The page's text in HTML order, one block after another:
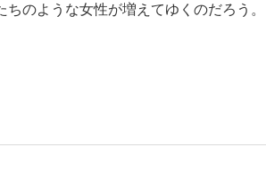
のような女性が増えてゆくのだろう。